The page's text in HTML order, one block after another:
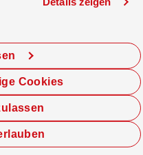
Cookies